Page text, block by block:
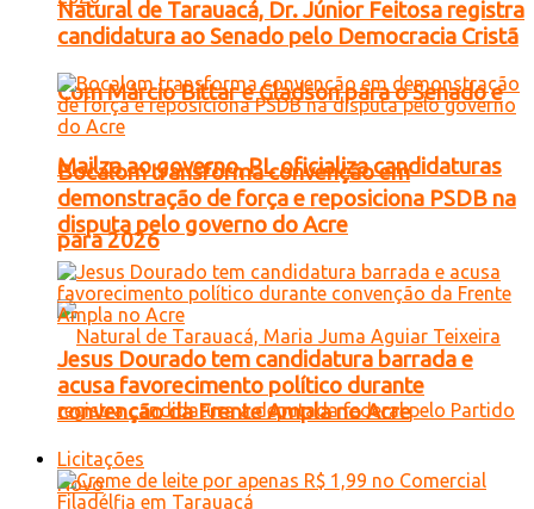
Com Márcio Bittar e Gladson para o Senado e
Mailza ao governo, PL oficializa candidaturas
para 2026
Natural de Tarauacá, Dr. Júnior Feitosa registra
candidatura ao Senado pelo Democracia Cristã
Bocalom transforma convenção em
demonstração de força e reposiciona PSDB na
disputa pelo governo do Acre
Jesus Dourado tem candidatura barrada e
acusa favorecimento político durante
convenção da Frente Ampla no Acre
Licitações